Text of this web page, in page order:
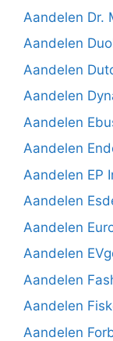
Aandelen Dr.
Aandelen
Aandelen
Aandelen
Aandelen
Aandelen
Aandelen EP
Aandelen
Aandelen
Aandelen
Aandelen
Aandelen
Aandelen